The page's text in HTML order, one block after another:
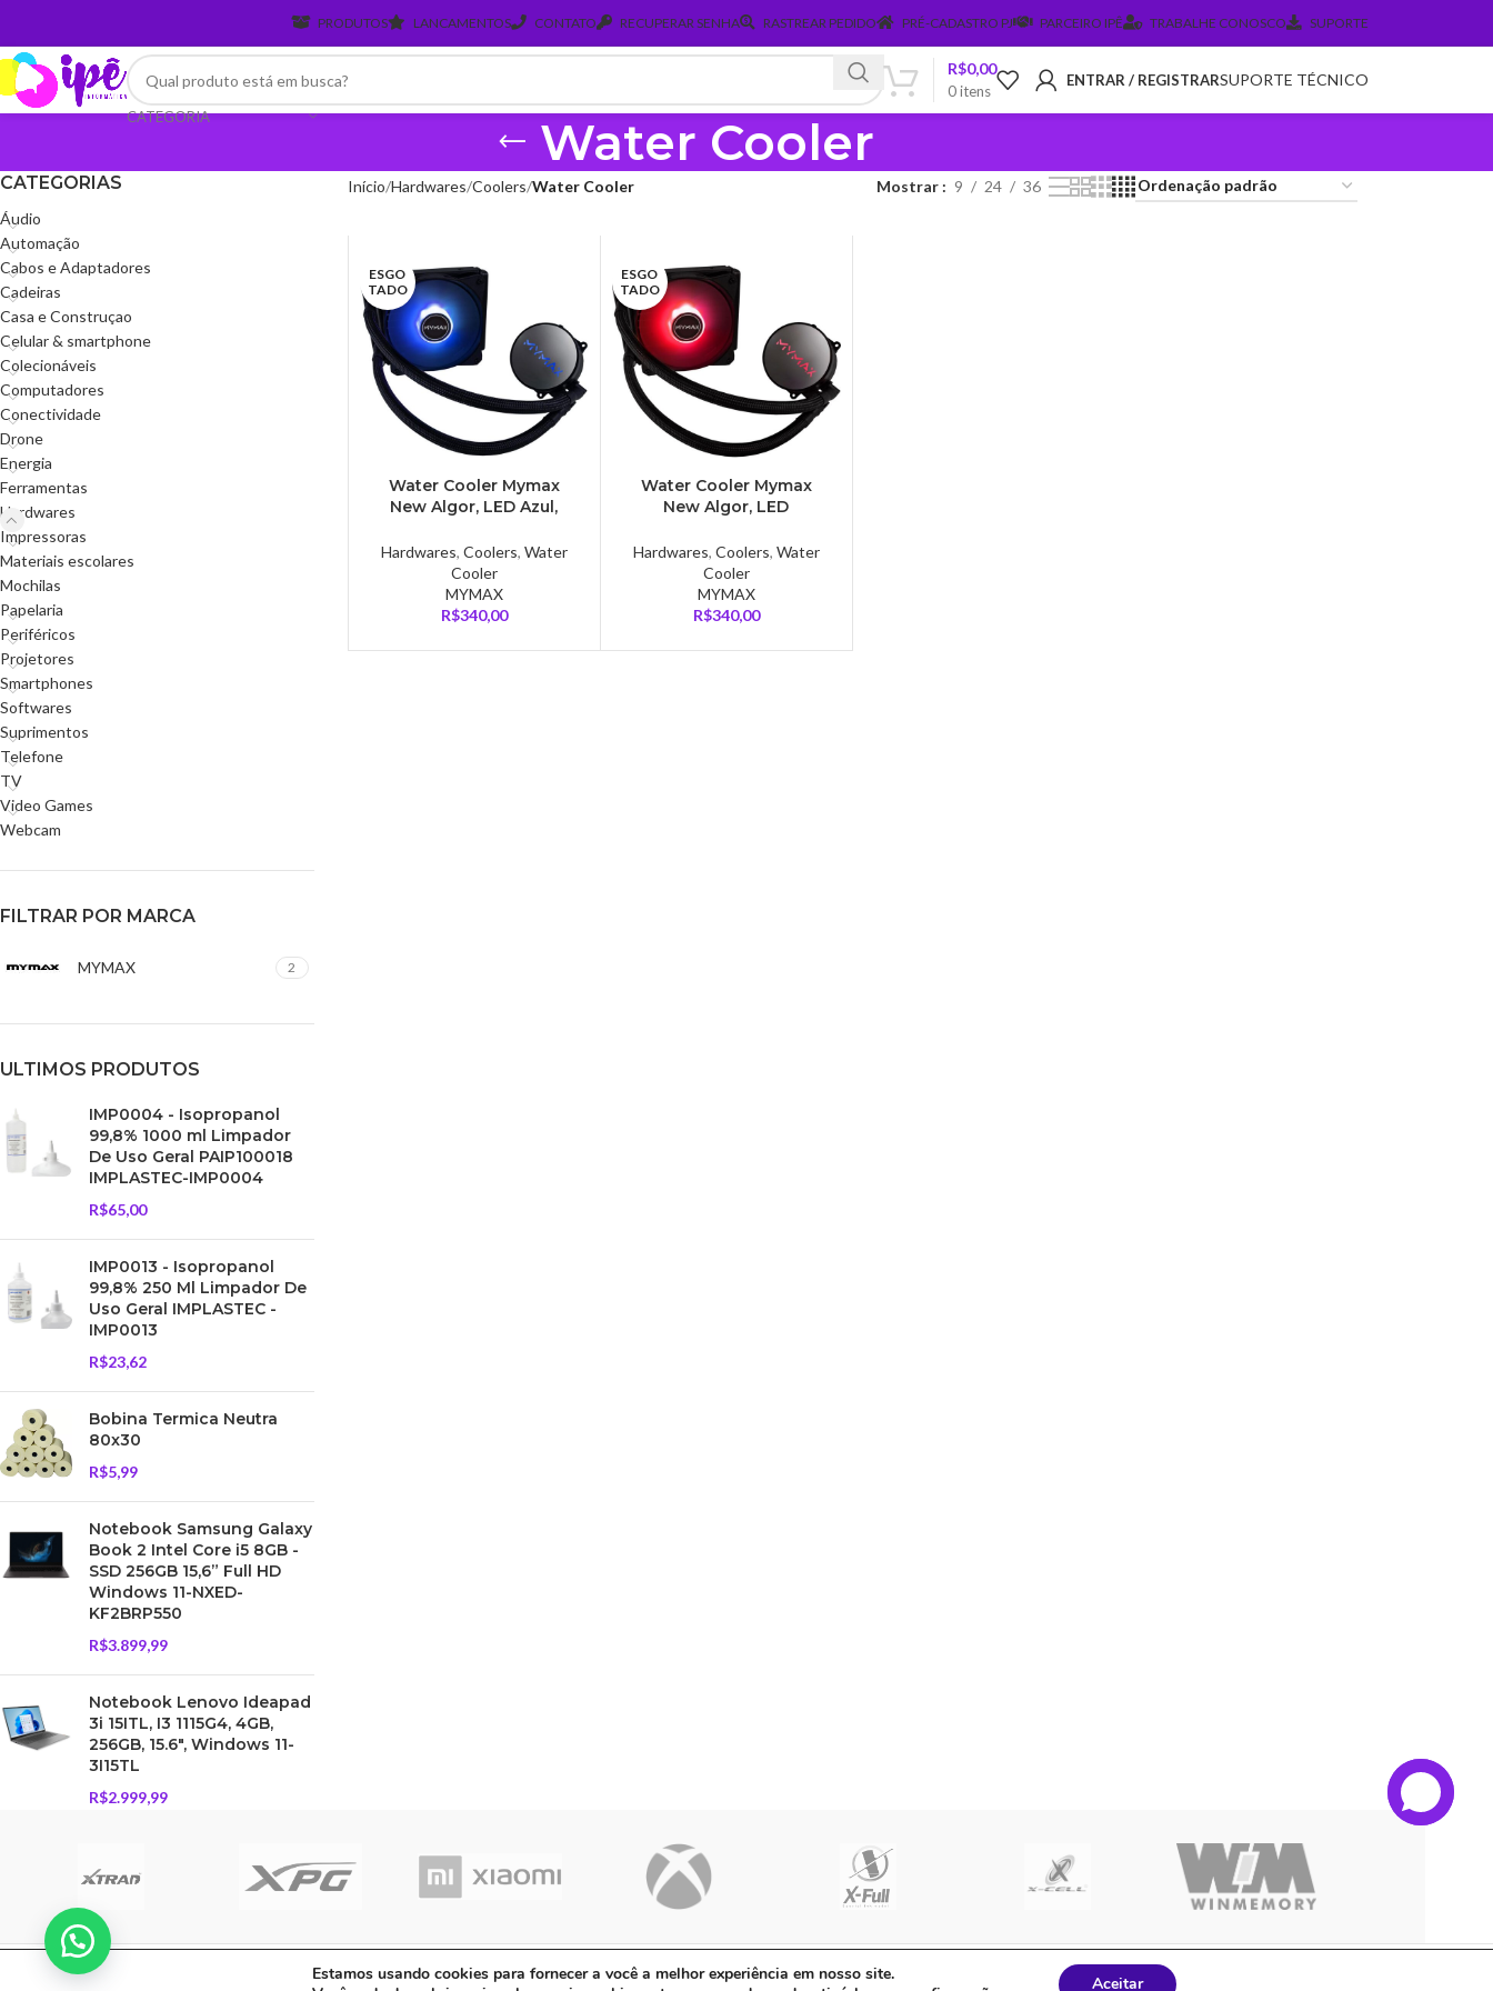
PRODUTOS LANCAMENTOS CONTATO RECUPERAR SENHA RASTREAR PEDIDO PRÉ-CADASTRO PJ PARCEIRO IPÊ TRABALHE CONOSCO SUPORTE
CATEGORIA
0itens
R$0,00
ENTRAR / REGISTRARSUPORTE TÉCNICO
Water Cooler
CATEGORIAS
Áudio
Automação
Cabos e Adaptadores
Cadeiras
Casa e Construçao
Celular & smartphone
Colecionáveis
Computadores
Conectividade
Drone
Energia
Ferramentas
Hardwares
Impressoras
Materiais escolares
Mochilas
Papelaria
Periféricos
Projetores
Smartphones
Softwares
Suprimentos
Telefone
TV
Video Games
Webcam
FILTRAR POR MARCA
MYMAX 2
ULTIMOS PRODUTOS
IMP0004 - Isopropanol
99,8% 1000 ml Limpador
De Uso Geral PAIP100018
IMPLASTEC-IMP0004
R$65,00
IMP0013 - Isopropanol
99,8% 250 Ml Limpador De
Uso Geral IMPLASTEC -
IMP0013
R$23,62
Bobina Termica Neutra
80x30
R$5,99
Notebook Samsung Galaxy
Book 2 Intel Core i5 8GB -
SSD 256GB 15,6” Full HD
Windows 11-NXED-
KF2BRP550
R$3.899,99
Notebook Lenovo Ideapad
3i 15ITL, I3 1115G4, 4GB,
256GB, 15.6", Windows 11-
3I15TL
R$2.999,99
Início Hardwares Coolers Water Cooler Mostrar 9 24 36
ESGO
TADO
Water Cooler Mymax
New Algor, LED Azul,
– MYC/FC-V3-120-BL
Hardwares, Coolers, Water
Cooler
MYMAX
R$340,00
ESGO
TADO
Water Cooler Mymax
New Algor, LED
AMD/Intel, Preto –
MYC/FC-V3-120-RD
Hardwares, Coolers, Water
Cooler
MYMAX
R$340,00
C A Informatica Ltda | CNPJ: 33.482.008/0001-90 | Avenida Dos Ipês, QD31 LT23, Bairro Cidade Jardim, CEP: 68.515-000 - | PARAUAPEBAS-PA
Estamos usando cookies para fornecer a você a melhor experiência em nosso site.
Aceitar